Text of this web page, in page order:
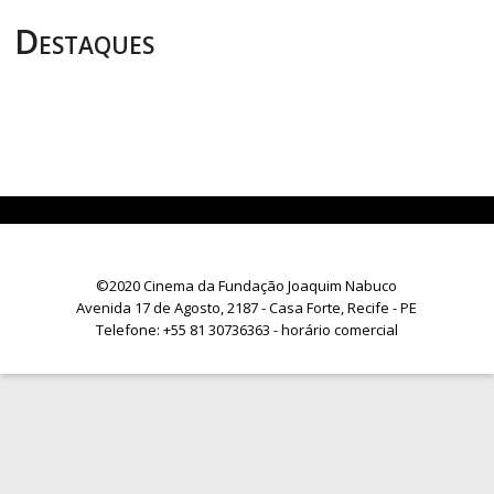
Destaques
©2020 Cinema da Fundação Joaquim Nabuco
Avenida 17 de Agosto, 2187 - Casa Forte, Recife - PE
Telefone: +55 81 30736363 - horário comercial